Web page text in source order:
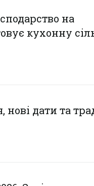
на
кухонну
нові дати та